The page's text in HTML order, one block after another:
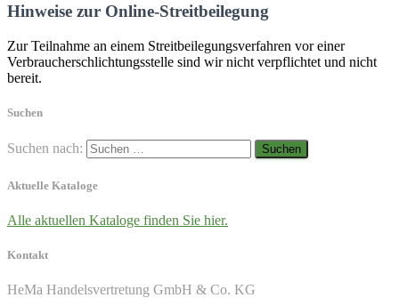
Hinweise zur Online-Streitbeilegung
Zur Teilnahme an einem Streitbeilegungsverfahren vor einer
Verbraucherschlichtungsstelle sind wir nicht verpflichtet und nicht
bereit.
Suchen
Suchen nach:
Aktuelle Kataloge
Alle aktuellen Kataloge finden Sie hier.
Kontakt
HeMa Handelsvertretung GmbH & Co. KG